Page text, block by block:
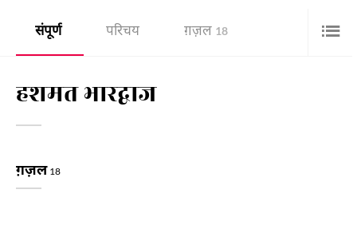
संपूर्ण परिचय ग़ज़ल 18
हशमत भारद्वाज
ग़ज़ल 18